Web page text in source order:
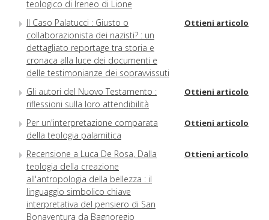
teologico di Ireneo di Lione
Il Caso Palatucci : Giusto o
collaborazionista dei nazisti? : un
dettagliato reportage tra storia e
cronaca alla luce dei documenti e
delle testimonianze dei sopravvissuti
Ottieni articolo
Gli autori del Nuovo Testamento :
riflessioni sulla loro attendibilità
Ottieni articolo
Per un'interpretazione comparata
della teologia palamitica
Ottieni articolo
Recensione a Luca De Rosa, Dalla
teologia della creazione
all'antropologia della bellezza : il
linguaggio simbolico chiave
interpretativa del pensiero di San
Bonaventura da Bagnoregio
Ottieni articolo